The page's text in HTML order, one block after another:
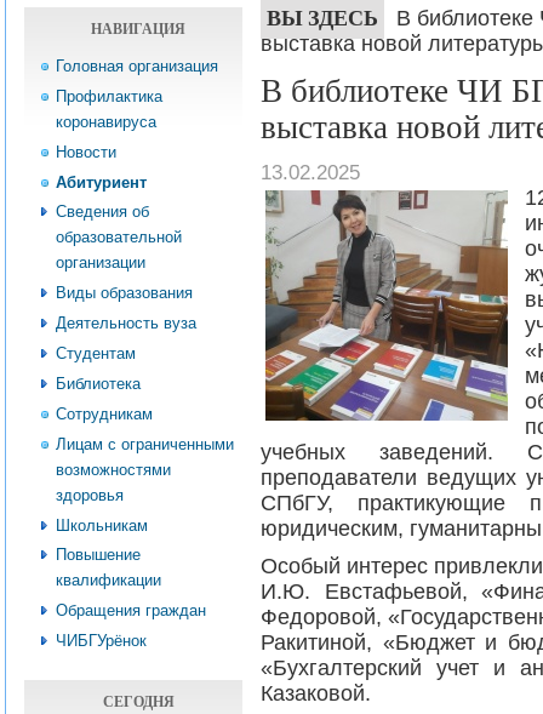
НАВИГАЦИЯ
Головная организация
Профилактика
коронавируса
Новости
Абитуриент
Сведения об
образовательной
организации
Виды образования
Деятельность вуза
Студентам
Библиотека
Сотрудникам
Лицам с ограниченными
возможностями
здоровья
Школьникам
Повышение
квалификации
Обращения граждан
ЧИБГУрёнок
СЕГОДНЯ
ВЫ ЗДЕСЬ
В
выставка новой
В библиотеке ЧИ
выставка новой
13.02.2025
учебных заведений.
преподаватели
СПбГУ, практикующие
юридическим,
Особый интерес
И.Ю. Евстафьевой,
Федоровой,
Ракитиной, «Бюджет и
«Бухгалтерский учет и
Казаковой.